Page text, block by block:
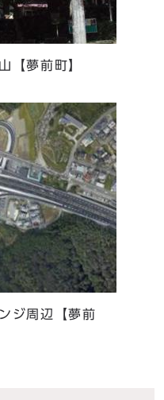
【夢前町】
ジ周辺【夢前